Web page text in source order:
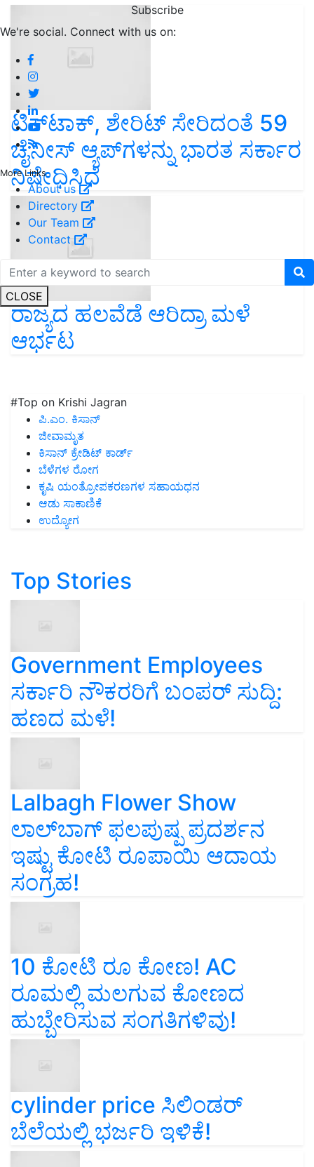
Subscribe
We're social. Connect with us on:
More Links
About us
Directory
Our Team
Contact
CLOSE
ಟಿಕ್‌ಟಾಕ್, ಶೇರಿಟ್ ಸೇರಿದಂತೆ 59
ಚೈನೀಸ್ ಆ್ಯಪ್‌ಗಳನ್ನು ಭಾರತ ಸರ್ಕಾರ
ನಿಷೇಧಿಸಿದೆ
ರಾಜ್ಯದ ಹಲವೆಡೆ ಆರಿದ್ರಾ ಮಳೆ
ಆರ್ಭಟ
#Top on Krishi Jagran
ಪಿ.ಎಂ. ಕಿಸಾನ್
ಜೀವಾಮೃತ
ಕಿಸಾನ್ ಕ್ರೇಡಿಟ್ ಕಾರ್ಡ್
ಬೆಳೆಗಳ ರೋಗ
ಕೃಷಿ ಯಂತ್ರೋಪಕರಣಗಳ ಸಹಾಯಧನ
ಆಡು ಸಾಕಾಣಿಕೆ
ಉದ್ಯೋಗ
Top Stories
Government Employees
ಸರ್ಕಾರಿ ನೌಕರರಿಗೆ ಬಂಪರ್‌ ಸುದ್ದಿ:
ಹಣದ ಮಳೆ!
Lalbagh Flower Show
ಲಾಲ್‌ಬಾಗ್ ಫಲಪುಷ್ಪ ಪ್ರದರ್ಶನ
ಇಷ್ಟು ಕೋಟಿ ರೂಪಾಯಿ ಆದಾಯ
ಸಂಗ್ರಹ!
10 ಕೋಟಿ ರೂ ಕೋಣ! AC
ರೂಮಲ್ಲಿ ಮಲಗುವ ಕೋಣದ
ಹುಬ್ಬೇರಿಸುವ ಸಂಗತಿಗಳಿವು!
cylinder price ಸಿಲಿಂಡರ್‌
ಬೆಲೆಯಲ್ಲಿ ಭರ್ಜರಿ ಇಳಿಕೆ!